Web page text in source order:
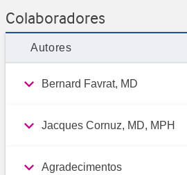
Colaboradores
Autores
Bernard Favrat, MD
Jacques Cornuz, MD, MPH
Agradecimentos